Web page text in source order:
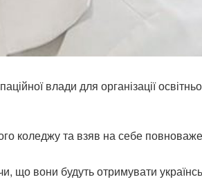
влади для організації
коледжу та взяв на себе
що вони будуть отримувати